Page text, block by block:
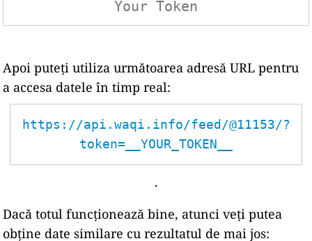
Apoi puteți utiliza următoarea adresă URL pentru
a accesa datele în timp real:
https://api.waqi.info/feed/@11153/?
token=__YOUR_TOKEN__
.
Dacă totul funcționează bine, atunci veți putea
obține date similare cu rezultatul de mai jos: